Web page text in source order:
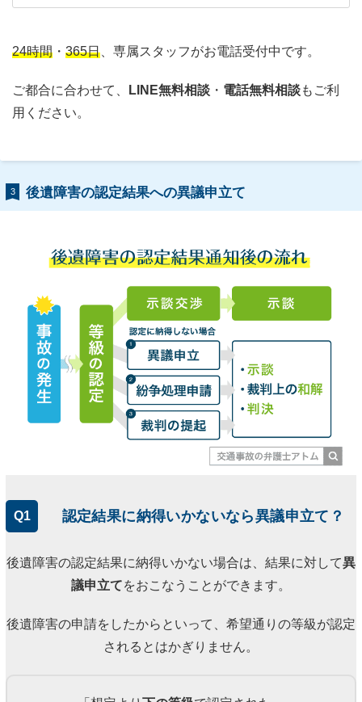
24時間 ・ 365日 、専属スタッフがお電話受付中です。
ご都合に合わせて、 LINE無料相談 ・ 電話無料相談もご利
用ください。
3 後遺障害の認定結果への異議申立て
Q1 認定結果に納得いかないなら異議申立て？
後遺障害の認定結果に納得いかない場合は、結果に対して異
議申立てをおこなうことができます。
後遺障害の申請をしたからといって、希望通りの等級が認定
されるとはかぎりません。